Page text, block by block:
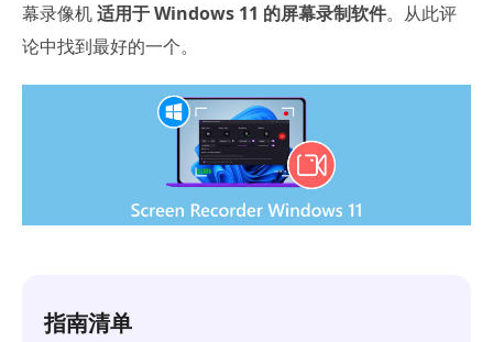
幕录像机适用于 Windows 11 的屏幕录制软件。从此评
论中找到最好的一个。
指南清单